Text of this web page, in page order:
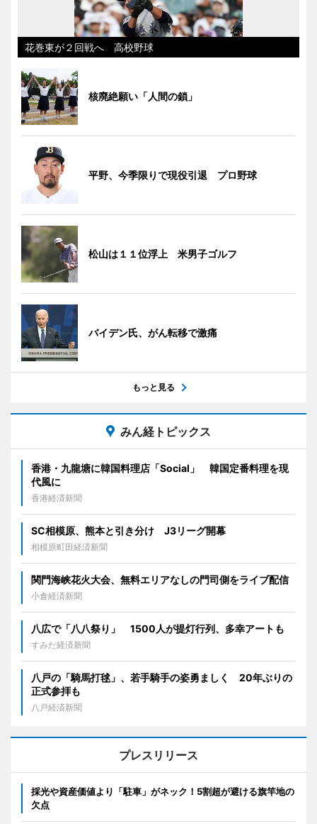
花巻東が２回戦へ 高校野球
核廃絶願い「人間の鎖」
平野、今季限りで現役引退 プロ野球
松山は１１位浮上 米男子ゴルフ
バイデン氏、がん転移で激痛
もっと見る
みん経トピックス
香港・九龍塘に韓国料理店「Social」 韓国定番料理を現
代風に
香港経済新聞
SC相模原、熊本と引き分け J3リーグ開幕
相模原町田経済新聞
関門海峡花火大会、無料エリアなしの門司側をライブ配信
小倉経済新聞
八広で「八八祭り」 1500人が提灯行列、多幸アートも
すみだ経済新聞
八戸の「騎馬打毬」、若手騎手の姿勇ましく 20年ぶりの
正式参拝も
八戸経済新聞
プレスリリース
採光や資産価値より「駐車」がネック！5割超が避ける旗竿地の
欠点